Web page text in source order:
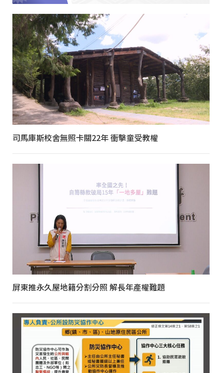
司馬庫斯校舍無照卡關22年 衝擊童受教權
屏東推永久屋地籍分割分照 解長年產權難題